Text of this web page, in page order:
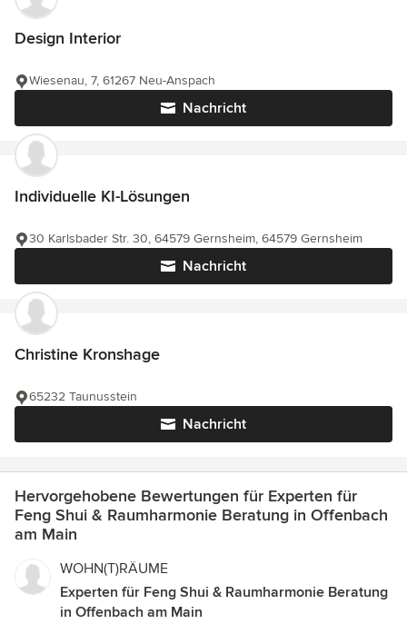
Design Interior
Nachricht
Wiesenau, 7, 61267 Neu-Anspach
Individuelle KI-Lösungen
Nachricht
30 Karlsbader Str. 30, 64579 Gernsheim, 64579 Gernsheim
Christine Kronshage
Nachricht
65232 Taunusstein
Hervorgehobene Bewertungen für Experten für
Feng Shui & Raumharmonie Beratung in Offenbach
am Main
WOHN(T)RÄUME
Experten für Feng Shui & Raumharmonie Beratung
in Offenbach am Main